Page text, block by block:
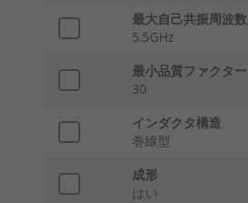
最大自己共振周波数
5.5GHz
最小品質ファクター
30
インダクタ構造
巻線型
成形
はい